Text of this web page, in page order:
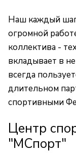
Наш каждый
огромной
коллектива -
вкладывает в
всегда
длительном
спортивными
Центр
"МСпорт"